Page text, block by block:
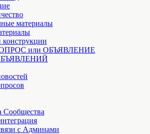
материалы
или ОБЪЯВЛЕНИЕ
Сообщества
с Админами